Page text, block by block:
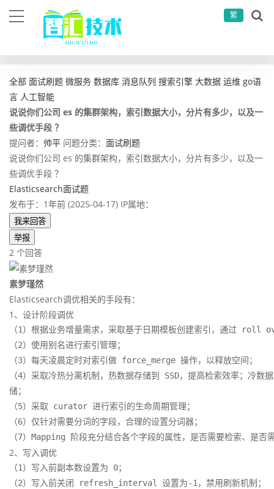
繁
全部 面试刷题 微服务 数据库 消息队列 搜索引擎 大数据 运维 go语
言 人工智能
说说你们公司 es 的集群架构，索引数据大小，分片有多少，以及一
些调优手段 ？
提问者： 帅平 问题分类： 面试刷题
说说你们公司 es 的集群架构，索引数据大小，分片有多少，以及一
些调优手段 ？
Elasticsearch面试题
发布于：1年前 (2025-04-17) IP属地：
我来回答
举报
2 个回答
素梦瑾然
Elasticsearch调优相关的手段有：
1、设计阶段调优
（1）根据业务增量需求，采取基于日期模板创建索引，通过 roll
（2）使用别名进行索引管理；
（3）每天凌晨定时对索引做 force_merge 操作，以释放空间；
（4）采取冷热分离机制，热数据存储到 SSD，提高检索效率；冷
储；
（5）采取 curator 进行索引的生命周期管理；
（6）仅针对需要分词的字段，合理的设置分词器；
（7）Mapping 阶段充分结合各个字段的属性，是否需要检索、是否
2、写入调优
（1）写入前副本数设置为 0；
（2）写入前关闭 refresh_interval 设置为-1，禁用刷新机制；